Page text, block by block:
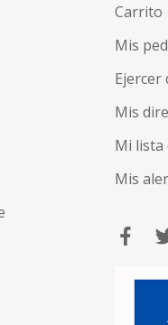
Carrito
Mis
Ejercer
Mis
Mi lista
Mis